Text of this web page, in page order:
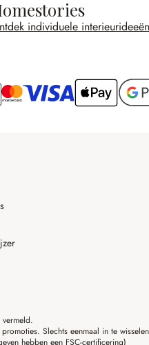
individuele
Slechts eenmaal in te
hebben een FSC-certificering)